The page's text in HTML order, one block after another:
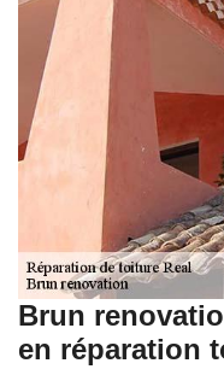
Brun
en réparation